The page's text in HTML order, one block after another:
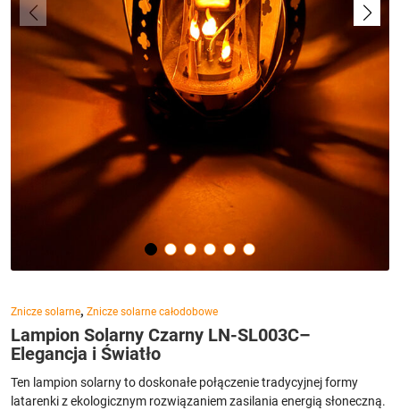
Znicze solarne, Znicze solarne całodobowe
Lampion Solarny Czarny LN-SL003C–
Elegancja i Światło
Ten lampion solarny to doskonałe połączenie tradycyjnej formy
latarenki z ekologicznym rozwiązaniem zasilania energią słoneczną.